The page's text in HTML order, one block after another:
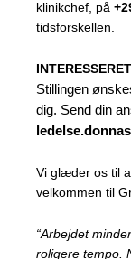
klinikchef, på
tidsforskellen.
Stillingen
dig. Send din
Vi glæder os til
velkommen til
“Arbejdet
roligere tempo.